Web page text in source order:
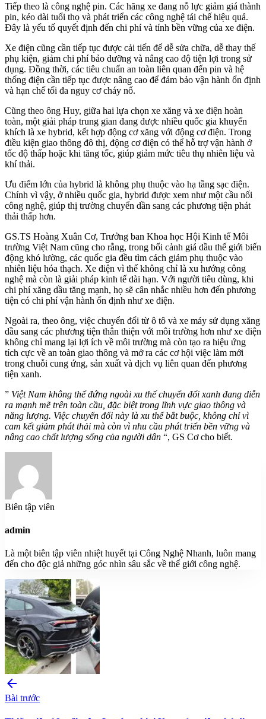
Tiếp theo là công nghệ pin. Các hãng xe đang nỗ lực giảm giá thành
pin, kéo dài tuổi thọ và phát triển các công nghệ tái chế hiệu quả.
Đây là yếu tố quyết định đến chi phí và tính bền vững của xe điện.
Xe điện cũng cần tiếp tục được cải tiến để dễ sửa chữa, dễ thay thế
phụ kiện, giảm chi phí bảo dưỡng và nâng cao độ tiện lợi trong sử
dụng. Đồng thời, các tiêu chuẩn an toàn liên quan đến pin và hệ
thống điện cần tiếp tục được nâng cao để đảm bảo vận hành ổn định
và hạn chế tối đa nguy cơ cháy nổ.
Cũng theo ông Huy, giữa hai lựa chọn xe xăng và xe điện hoàn
toàn, một giải pháp trung gian đang được nhiều quốc gia khuyến
khích là xe hybrid, kết hợp động cơ xăng với động cơ điện. Trong
điều kiện giao thông đô thị, động cơ điện có thể hỗ trợ vận hành ở
tốc độ thấp hoặc khi tăng tốc, giúp giảm mức tiêu thụ nhiên liệu và
khí thải.
Ưu điểm lớn của hybrid là không phụ thuộc vào hạ tầng sạc điện.
Chính vì vậy, ở nhiều quốc gia, hybrid được xem như một cầu nối
công nghệ, giúp thị trường chuyển dần sang các phương tiện phát
thải thấp hơn.
GS.TS Hoàng Xuân Cơ, Trưởng ban Khoa học Hội Kinh tế Môi
trường Việt Nam cũng cho rằng, trong bối cảnh giá dầu thế giới biến
động khó lường, các quốc gia đều tìm cách giảm phụ thuộc vào
nhiên liệu hóa thạch. Xe điện vì thế không chỉ là xu hướng công
nghệ mà còn là giải pháp kinh tế dài hạn. Với người tiêu dùng, khi
chi phí xăng dầu tăng mạnh, họ sẽ cân nhắc nhiều hơn đến phương
tiện có chi phí vận hành ổn định như xe điện.
Ngoài ra, theo ông, việc chuyển đổi từ ô tô và xe máy sử dụng xăng
dầu sang các phương tiện thân thiện với môi trường hơn như xe điện
không chỉ mang lại lợi ích về môi trường mà còn tạo ra hiệu ứng
tích cực về an toàn giao thông và mở ra các cơ hội việc làm mới
trong chuỗi cung ứng, sản xuất và dịch vụ liên quan đến phương
tiện xanh.
” Việt Nam không thể đứng ngoài xu thế chuyển đổi xanh đang diễn
ra mạnh mẽ trên toàn cầu, đặc biệt trong lĩnh vực giao thông và
năng lượng. Việc chuyển đổi này là xu thế bắt buộc, không chỉ vì
cam kết giảm phát thải mà còn vì nhu cầu phát triển bền vững và
nâng cao chất lượng sống của người dân “, GS Cơ cho biết.
Biên tập viên
admin
Là một biên tập viên nhiệt huyết tại Công Nghệ Nhanh, luôn mang
đến cho độc giả những góc nhìn sâu sắc về thế giới công nghệ.
arrow_back
Bài trước